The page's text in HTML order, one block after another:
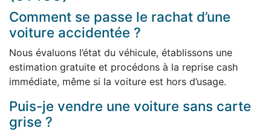
Comment se passe le rachat d’une
voiture accidentée ?
Nous évaluons l’état du véhicule, établissons une
estimation gratuite et procédons à la reprise cash
immédiate, même si la voiture est hors d’usage.
Puis-je vendre une voiture sans carte
grise ?